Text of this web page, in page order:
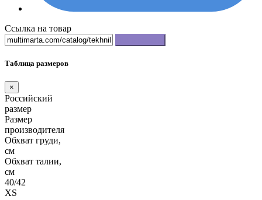
Ссылка на товар
Таблица размеров
×
Российский
размер
Размер
производителя
Обхват груди,
см
Обхват талии,
см
40/42
XS